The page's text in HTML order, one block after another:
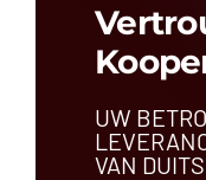
UW
VAN